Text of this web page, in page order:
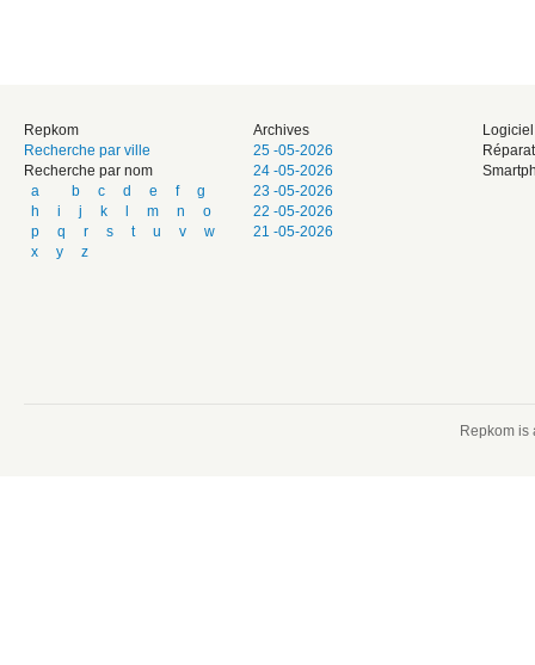
Repkom
Recherche par ville
Recherche par nom
a
b c d e f
g
h
i j k m n
o
p
q r s t u v
w
x
y z
Archives
25 -05-2026
24 -05-2026
23 -05-2026
22 -05-2026
21 -05-2026
Repkom is